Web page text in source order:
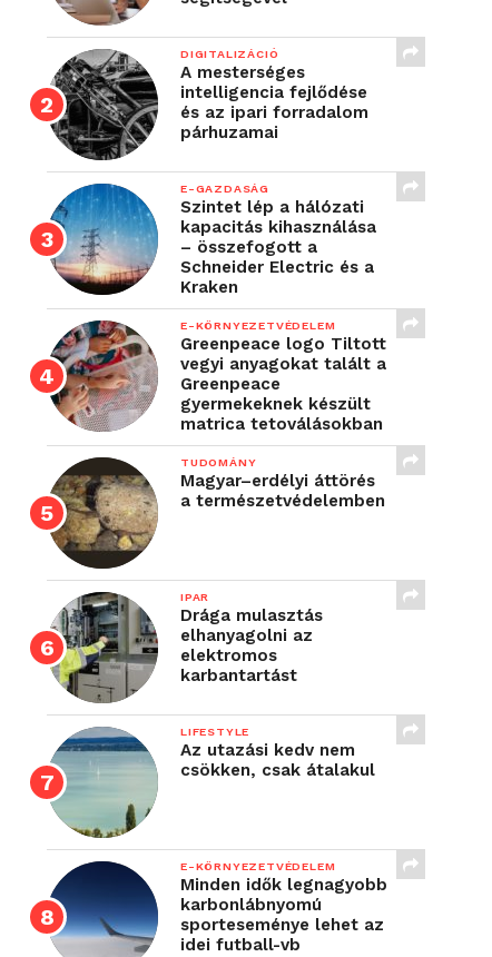
DIGITALIZÁCIÓ
A mesterséges
intelligencia fejlődése
és az ipari forradalom
párhuzamai
E-GAZDASÁG
Szintet lép a hálózati
kapacitás kihasználása
– összefogott a
Schneider Electric és a
Kraken
E-KÖRNYEZETVÉDELEM
Greenpeace logo Tiltott
vegyi anyagokat talált a
Greenpeace
gyermekeknek készült
matrica tetoválásokban
TUDOMÁNY
Magyar–erdélyi áttörés
a természetvédelemben
IPAR
Drága mulasztás
elhanyagolni az
elektromos
karbantartást
LIFESTYLE
Az utazási kedv nem
csökken, csak átalakul
E-KÖRNYEZETVÉDELEM
Minden idők legnagyobb
karbonlábnyomú
sporteseménye lehet az
idei futball-vb